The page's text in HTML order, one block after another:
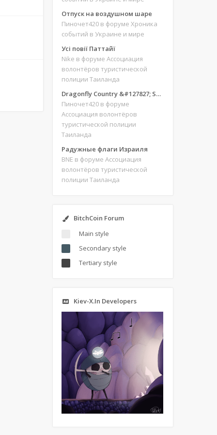
Отпуск на воздушном шаре
Пиночет420 в форуме Хроника
событий в Украине и мире
Усі повії Паттайї
Nike в форуме Ассоциация
волонтёров туристической
полиции Таиланда
Dragonfly Country &#127827; Save our site &#127775;&#127769;
Пиночет420 в форуме
Ассоциация волонтёров
туристической полиции
Таиланда
Радужные флаги Израиля
BNE в форуме Ассоциация
волонтёров туристической
полиции Таиланда
BitchCoin Forum
Main style
Secondary style
Tertiary style
Kiev-X.In Developers